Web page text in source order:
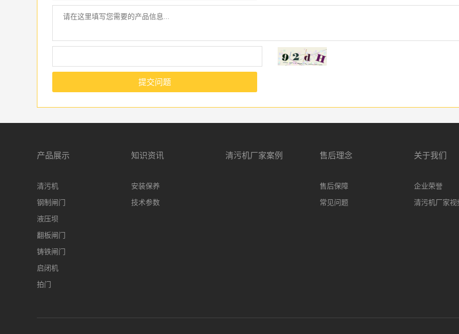
提交问题
产品展示
清污机
钢制闸门
液压坝
翻板闸门
铸铁闸门
启闭机
拍门
知识资讯
安装保养
技术参数
清污机厂家案例 售后理念
售后保障
常见问题
关于我们
企业荣誉
清污机厂家视